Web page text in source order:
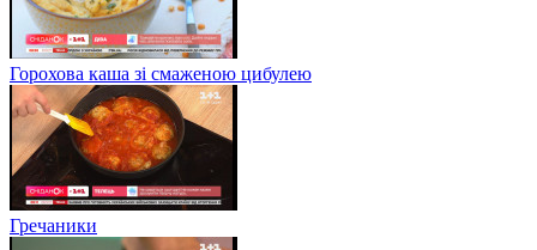
Горохова каша зі смаженою цибулею
Гречаники